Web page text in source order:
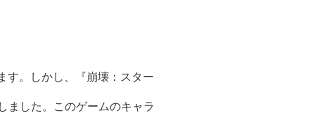
す。しかし、『崩壊：スター
ました。このゲームのキャラ